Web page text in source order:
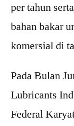
per tahun
bahan bakar
komersial di
Pada Bulan
Lubricants
Federal